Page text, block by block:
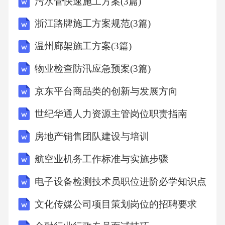
风杆菌，它是____________（填“原核”或“真核”
生物），它的繁殖速度非常快，因为它的生殖
方式是____________。22．阅读以下材料，回
答问题:材料一:江口鸟洲位于衡阳市衡南县江口
鸟洲繁殖，为衡阳增添了一道美丽的风景。材
料二:动物使我们的星球充满了生机与活力，它
们的行踪几乎处处可见，诗人的笔下也留下了
片”、”采得百花成蜜后，为谁辛苦为谁甜”、”三
月闻黄鹂，幼妇悯蚕饥饿”…（1）从行为的获
得途径来说，材料一中的白鹳的迁徒属于_____
_行为。（2）人和小白鼠任何动作的完成都是
浙江路牌施工方案规范(3篇)
温州廊架施工方案(3篇)
物业检查防汛应急预案(3篇)
京东平台商品类的创新与发展方向
世纪华通人力资源主管岗位职责指南
房地产销售团队建设与培训
航空业机务工作标准与实施步骤
电子设备检测技术员职位进阶必学知识点
文化传媒公司项目策划岗位的招聘要求